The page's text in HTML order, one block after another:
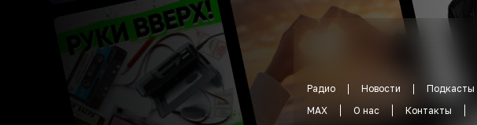
Радио Новости Подкасты
MAX
О нас Контакты